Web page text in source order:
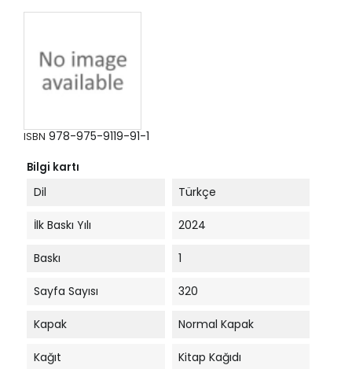
ISBN 978-975-9119-91-1
Bilgi kartı
Dil Türkçe
İlk Baskı Yılı 2024
Baskı 1
Sayfa Sayısı 320
Kapak Normal Kapak
Kağıt Kitap Kağıdı